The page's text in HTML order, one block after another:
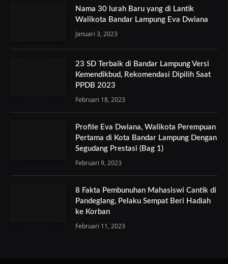
Nama 30 lurah Baru yang di Lantik
Walikota Bandar Lampung Eva Dwiana
Januari 3, 2023
23 SD Terbaik di Bandar Lampung Versi
Kemendikbud, Rekomendasi Dipilih Saat
PPDB 2023
Februari 18, 2023
Profile Eva Dwiana, Walikota Perempuan
Pertama di Kota Bandar Lampung Dengan
Segudang Prestasi (Bag 1)
Februari 9, 2023
8 Fakta Pembunuhan Mahasiswi Cantik di
Pandeglang, Pelaku Sempat Beri Hadiah
ke Korban
Februari 11, 2023